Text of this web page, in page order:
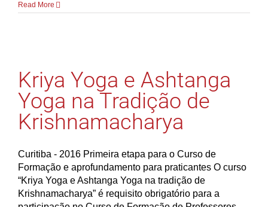
Read More
Kriya Yoga e Ashtanga
Yoga na Tradição de
Krishnamacharya
Curitiba - 2016 Primeira etapa para o Curso de
Formação e aprofundamento para praticantes O curso
“Kriya Yoga e Ashtanga Yoga na tradição de
Krishnamacharya” é requisito obrigatório para a